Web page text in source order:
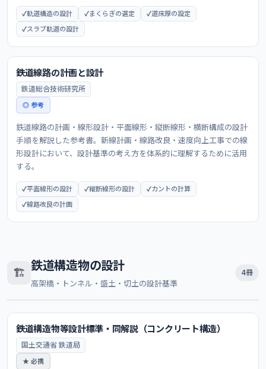
軌道構造の設計 まくらぎの選定
道床厚の設定
スラブ軌道の設計
鉄道線路の計画と設計
鉄道総合技術研究所
◎ 参考
鉄道線路の計画・線形設計・平面線形・縦断線形・横断構成の設計
手順を解説した参考書。新線計画・線路改良・速度向上工事での線
形設計において、設計基準の考え方を体系的に理解するために活用
する。
平面線形の設計 縦断線形の設計
カントの計算
線路改良の計画
🏗️ 鉄道構造物の設計
高架橋・トンネル・盛土・切土の設計基準
4冊
鉄道構造物等設計標準・同解説（コンクリート構造）
国土交通省 鉄道局
★ 必携